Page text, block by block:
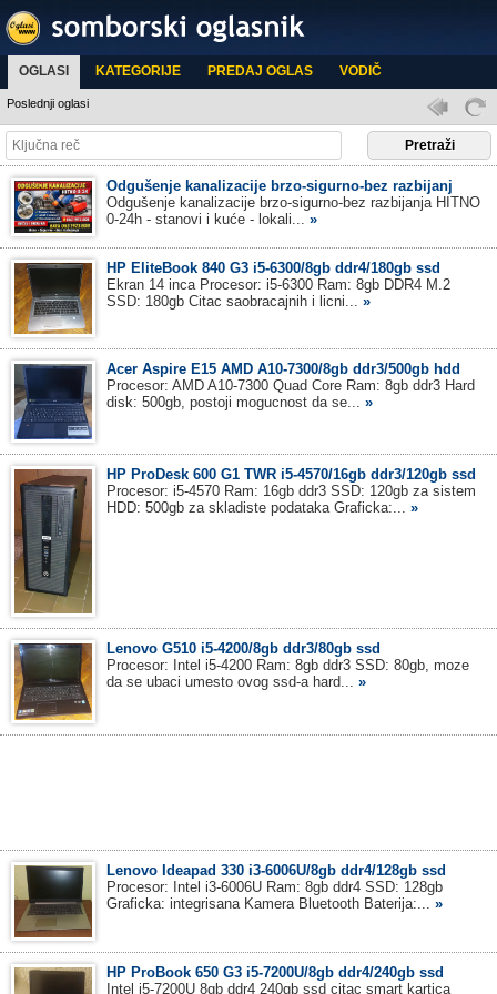
OGLASI KATEGORIJE PREDAJ OGLAS VODIČ
Poslednji oglasi
Odgušenje kanalizacije brzo-sigurno-bez razbijanj
Odgušenje kanalizacije brzo-sigurno-bez razbijanja HITNO
0-24h - stanovi i kuće - lokali... »
HP EliteBook 840 G3 i5-6300/8gb ddr4/180gb ssd
Ekran 14 inca Procesor: i5-6300 Ram: 8gb DDR4 M.2
SSD: 180gb Citac saobracajnih i licni...
»
Acer Aspire E15 AMD A10-7300/8gb ddr3/500gb hdd
Procesor: AMD A10-7300 Quad Core Ram: 8gb ddr3 Hard
disk: 500gb, postoji mogucnost da se...
»
HP ProDesk 600 G1 TWR i5-4570/16gb ddr3/120gb ssd
Procesor: i5-4570 Ram: 16gb ddr3 SSD: 120gb za sistem
HDD: 500gb za skladiste podataka Graficka:...
»
Lenovo G510 i5-4200/8gb ddr3/80gb ssd
Procesor: Intel i5-4200 Ram: 8gb ddr3 SSD: 80gb, moze
da se ubaci umesto ovog ssd-a hard... »
Lenovo Ideapad 330 i3-6006U/8gb ddr4/128gb ssd
Procesor: Intel i3-6006U Ram: 8gb ddr4 SSD: 128gb
Graficka: integrisana Kamera Bluetooth Baterija:... »
HP ProBook 650 G3 i5-7200U/8gb ddr4/240gb ssd
Intel i5-7200U 8gb ddr4 240gb ssd citac smart kartica